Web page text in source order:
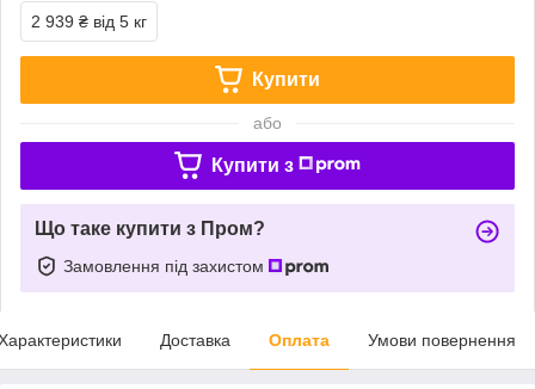
2 939 ₴ від 5 кг
Купити
або
Купити з
Що таке купити з Пром?
Замовлення під захистом
Доставка Оплата Умови повернення